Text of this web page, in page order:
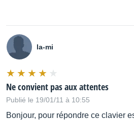
la-mi
Ne convient pas aux attentes
Publié le 19/01/11 à 10:55
Bonjour, pour répondre ce clavier